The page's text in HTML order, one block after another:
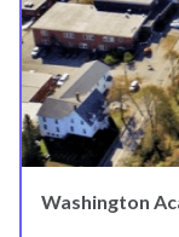
Washington